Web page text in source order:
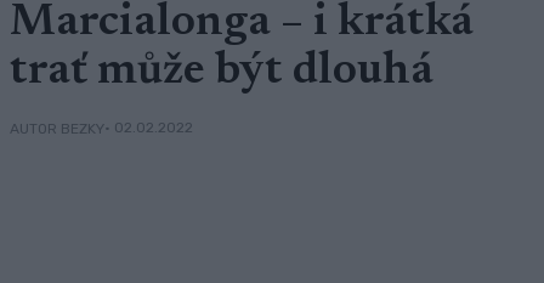
Marcialonga – i krátká
trať může být dlouhá
AUTOR BEZKY• 02.02.2022